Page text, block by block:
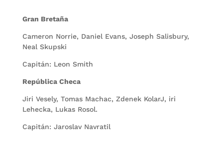
Gran Bretaña
Cameron Norrie, Daniel Evans, Joseph Salisbury,
Neal Skupski
Capitán: Leon Smith
República Checa
Jiri Vesely, Tomas Machac, Zdenek KolarJ, iri
Lehecka, Lukas Rosol.
Capitán: Jaroslav Navratil